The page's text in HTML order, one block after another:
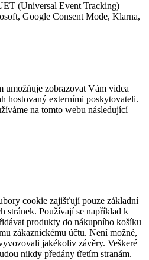
(Universal Event Tracking)
Google Consent Mode, Klarna,
umožňuje zobrazovat Vám videa
hostovaný externími poskytovateli.
na tomto webu následující
cookie zajišťují pouze základní
stránek. Používají se například k
produkty do nákupního košíku
zákaznickému účtu. Není možné,
jakékoliv závěry. Veškeré
nikdy předány třetím stranám.